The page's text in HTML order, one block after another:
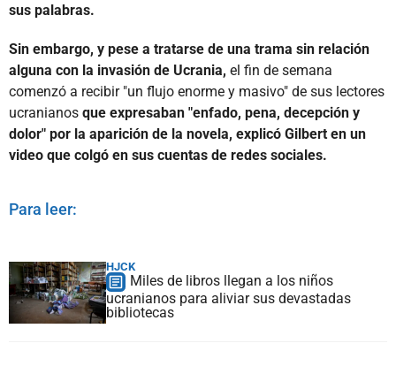
sus palabras.
Sin embargo, y pese a tratarse de una trama sin relación
alguna con la invasión de Ucrania, el fin de semana
comenzó a recibir "un flujo enorme y masivo" de sus lectores
ucranianos que expresaban "enfado, pena, decepción y
dolor" por la aparición de la novela, explicó Gilbert en un
video que colgó en sus cuentas de redes sociales.
Para leer:
HJCK
Miles de libros llegan a los niños
ucranianos para aliviar sus devastadas
bibliotecas